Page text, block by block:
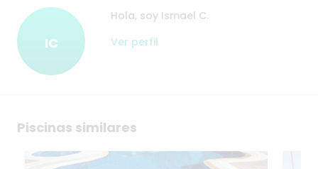
IC
Hola, soy Ismael C.
Ver perfil
Piscinas similares